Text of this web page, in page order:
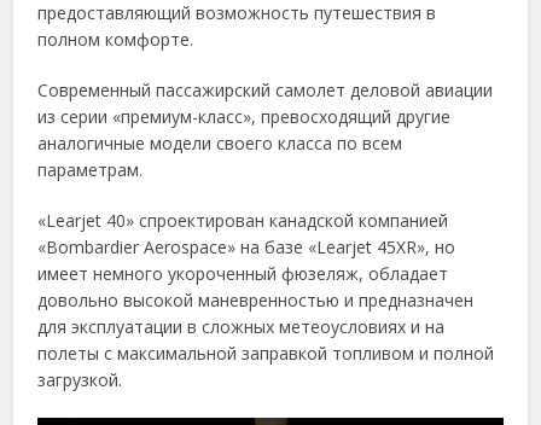
предоставляющий возможность путешествия в
полном комфорте.
Современный пассажирский самолет деловой авиации
из серии «премиум-класс», превосходящий другие
аналогичные модели своего класса по всем
параметрам.
«Learjet 40» спроектирован канадской компанией
«Bombardier Aerospace» на базе «Learjet 45XR», но
имеет немного укороченный фюзеляж, обладает
довольно высокой маневренностью и предназначен
для эксплуатации в сложных метеоусловиях и на
полеты с максимальной заправкой топливом и полной
загрузкой.